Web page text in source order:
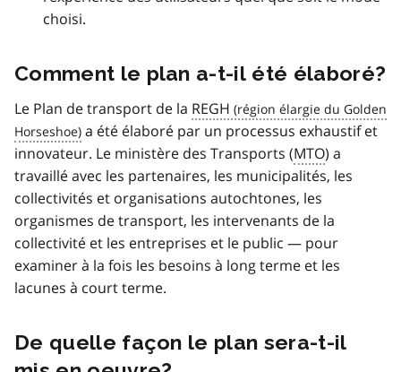
choisi.
Comment le plan a-t-il été élaboré?
Le Plan de transport de la REGH
a été élaboré par un processus exhaustif et
innovateur. Le ministère des Transports (MTO) a
travaillé avec les partenaires, les municipalités, les
collectivités et organisations autochtones, les
organismes de transport, les intervenants de la
collectivité et les entreprises et le public — pour
examiner à la fois les besoins à long terme et les
lacunes à court terme.
De quelle façon le plan sera-t-il